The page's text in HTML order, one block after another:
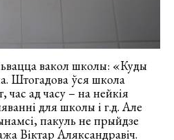
вакол школы: «Куды
Штогадова ўся школа
час ад часу – на нейкія
для школы і г.д. Але
пакуль не прыйдзе
Віктар Аляксандравіч.